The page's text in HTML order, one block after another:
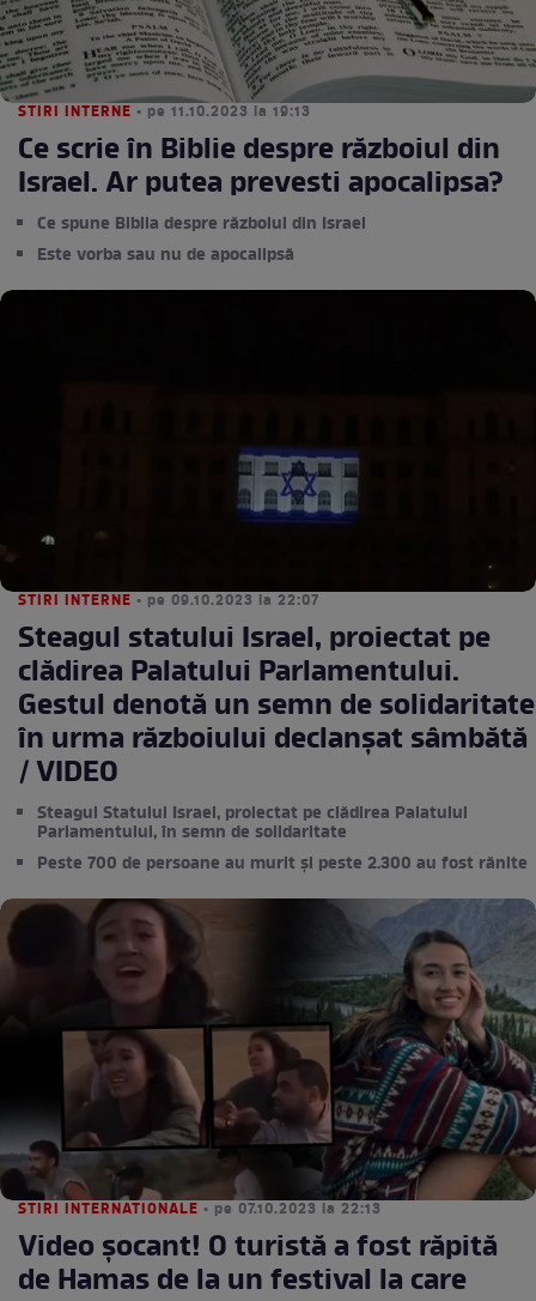
STIRI INTERNE • pe 11.10.2023 la 19:13
Ce scrie în Biblie despre războiul din
Israel. Ar putea prevesti apocalipsa?
Ce spune Biblia despre războiul din Israel
Este vorba sau nu de apocalipsă
STIRI INTERNE • pe 09.10.2023 la 22:07
Steagul statului Israel, proiectat pe
clădirea Palatului Parlamentului.
Gestul denotă un semn de solidaritate
în urma războiului declanșat sâmbătă
/ VIDEO
Steagul Statului Israel, proiectat pe clădirea Palatului
Parlamentului, în semn de solidaritate
Peste 700 de persoane au murit şi peste 2.300 au fost rănite
STIRI INTERNATIONALE • pe 07.10.2023 la 22:13
Video șocant! O turistă a fost răpită
de Hamas de la un festival la care